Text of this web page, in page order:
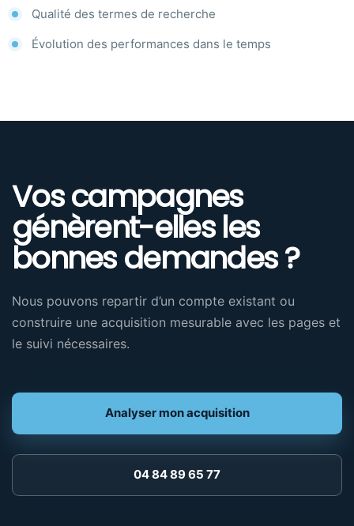
Qualité des termes de recherche
Évolution des performances dans le temps
Vos campagnes
génèrent-elles les
bonnes demandes ?
Nous pouvons repartir d’un compte existant ou
construire une acquisition mesurable avec les pages et
le suivi nécessaires.
Analyser mon acquisition
04 84 89 65 77